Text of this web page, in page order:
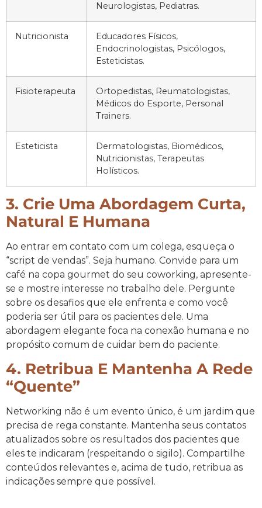
Neurologistas, Pediatras.
Nutricionista
Educadores Físicos,
Endocrinologistas, Psicólogos,
Esteticistas.
Fisioterapeuta
Ortopedistas, Reumatologistas,
Médicos do Esporte, Personal
Trainers.
Esteticista
Dermatologistas, Biomédicos,
Nutricionistas, Terapeutas
Holísticos.
3. Crie Uma Abordagem Curta,
Natural E Humana
Ao entrar em contato com um colega, esqueça o
“script de vendas”. Seja humano. Convide para um
café na copa gourmet do seu coworking, apresente-
se e mostre interesse no trabalho dele. Pergunte
sobre os desafios que ele enfrenta e como você
poderia ser útil para os pacientes dele. Uma
abordagem elegante foca na conexão humana e no
propósito comum de cuidar bem do paciente.
4. Retribua E Mantenha A Rede
“quente”
Networking não é um evento único, é um jardim que
precisa de rega constante. Mantenha seus contatos
atualizados sobre os resultados dos pacientes que
eles te indicaram (respeitando o sigilo). Compartilhe
conteúdos relevantes e, acima de tudo, retribua as
indicações sempre que possível.